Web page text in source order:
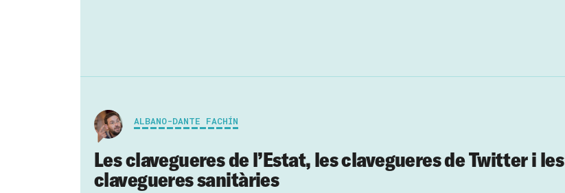
ALBANO-DANTE FACHÍN
Les clavegueres de l’Estat, les clavegueres de Twitter i les
clavegueres sanitàries